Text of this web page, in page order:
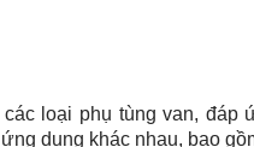
loại phụ tùng van, đáp
dụng khác nhau, bao